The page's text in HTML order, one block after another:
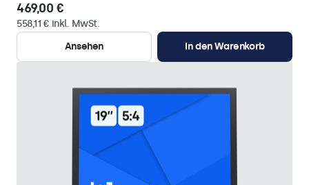
469,00 €
558,11 € inkl. MwSt.
Ansehen
In den Warenkorb